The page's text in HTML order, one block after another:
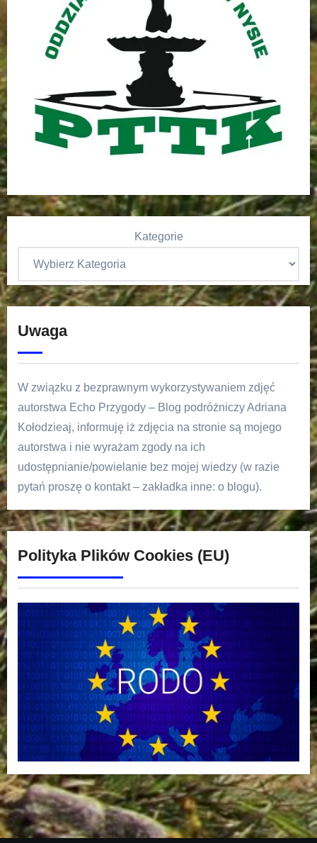
Kategorie
Uwaga
W związku z bezprawnym wykorzystywaniem zdjęć
autorstwa Echo Przygody – Blog podróżniczy Adriana
Kołodzieaj, informuję iż zdjęcia na stronie są mojego
autorstwa i nie wyrażam zgody na ich
udostępnianie/powielanie bez mojej wiedzy (w razie
pytań proszę o kontakt – zakładka inne: o blogu).
Polityka Plików Cookies (EU)